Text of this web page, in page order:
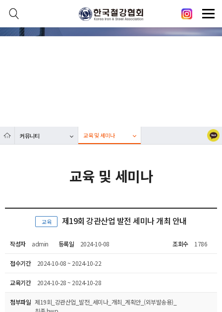
닫기
커뮤니티 교육 및 세미나
교육 및 세미나
교육 제19회 강관산업 발전 세미나 개최 안내
작성자 admin 등록일 2024-10-08 조회수 1786
접수기간 2024-10-08 ~ 2024-10-22
교육기간 2024-10-28 ~ 2024-10-28
첨부파일 제19회_강관산업_발전_세미나_개최_계획안_(외부발송용)_